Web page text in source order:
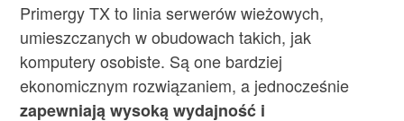
Primergy TX to linia serwerów wieżowych,
umieszczanych w obudowach takich, jak
komputery osobiste. Są one bardziej
ekonomicznym rozwiązaniem, a jednocześnie
zapewniają wysoką wydajność i